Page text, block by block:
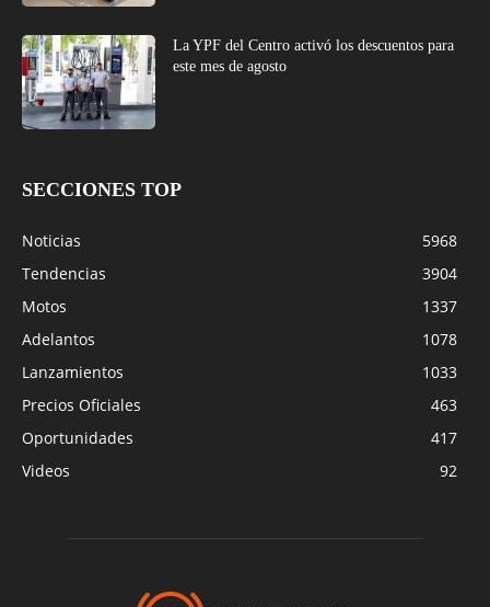
La YPF del Centro activó los descuentos para
este mes de agosto
SECCIONES TOP
Noticias
5968
Tendencias
3904
Motos
1337
Adelantos
1078
Lanzamientos
1033
Precios Oficiales
463
Oportunidades
417
Videos
92